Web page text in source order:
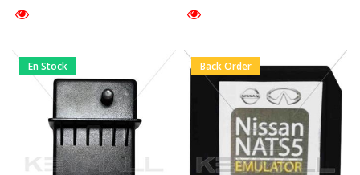
En Stock Back Order